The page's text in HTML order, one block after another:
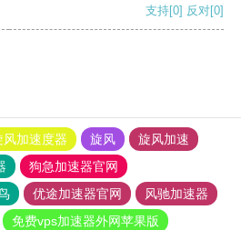
支持[0] 反对[0]
风加速度器 旋风
旋风加速
狗急加速器官网
优途加速器官网
风驰加速器
免费vps加速器外网苹果版